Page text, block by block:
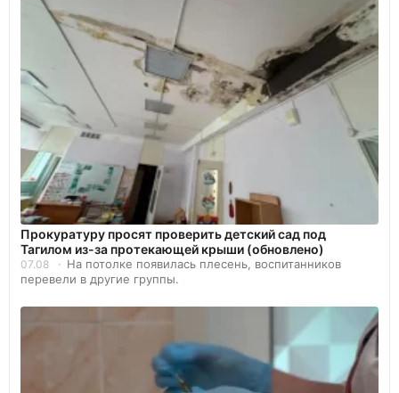
Прокуратуру просят проверить детский сад под
Тагилом из-за протекающей крыши (обновлено)
07.08
На потолке появилась плесень, воспитанников
перевели в другие группы.